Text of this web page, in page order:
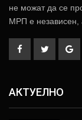
не можат да се
МРП е независен,
АКТУЕЛНО